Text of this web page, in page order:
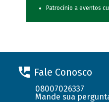
Patrocínio a eventos
Fale Conosco
08007026337
Mande sua